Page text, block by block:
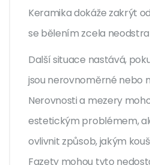
Keramika dokáže zakrýt
se bělením zcela
Další situace nastává,
jsou nerovnoměrné nebo
Nerovnosti a mezery
estetickým problémem,
ovlivnit způsob, jakým
Fazety mohou tyto